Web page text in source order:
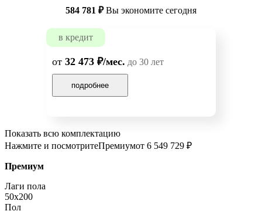
584 781 ₽Вы экономите сегодня
в кредит
от 32 473 ₽/мес. до 30 лет
подробнее
Показать всю комплектацию
Нажмите и посмотритеПремиумот 6 549 729 ₽
Премиум
Лаги пола
50x200
Пол